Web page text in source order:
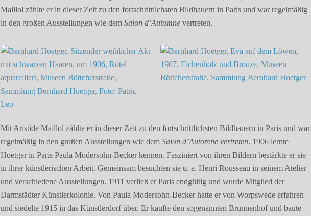
Maillol zählte er in dieser Zeit zu den fortschrittlichsten Bildhauern in Paris und war regelmäßig
in den großen Ausstellungen wie demSalon d’Automne vertreten.
Mit Aristide Maillol zählte er in dieser Zeit zu den fortschrittlichsten Bildhauern in Paris und war
regelmäßig in den großen Ausstellungen wie demSalon d’Automne vertreten. 1906 lernte
Hoetger in Paris Paula Modersohn-Becker kennen. Fasziniert von ihren Bildern bestärkte er sie
in ihrer künstlerischen Arbeit. Gemeinsam besuchten sie u. a. Henri Rousseau in seinem Atelier
und verschiedene Ausstellungen. 1911 verließ er Paris endgültig und wurde Mitglied der
Darmstädter Künstlerkolonie. Von Paula Modersohn-Becker hatte er von Worpswede erfahren
und siedelte 1915 in das Künstlerdorf über. Er kaufte den sogenannten Brunnenhof und baute